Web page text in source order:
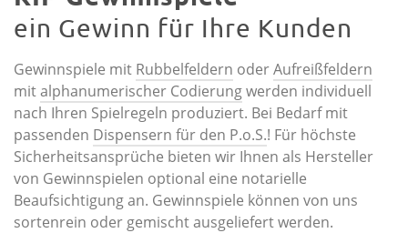
ein Gewinn für Ihre Kunden
Gewinnspiele mit Rubbelfeldern oderAufreißfeldern
mitalphanumerischer Codierungwerden individuell
nach Ihren Spielregeln produziert. Bei Bedarf mit
passenden Dispensern für den P.o.S.! Für höchste
Sicherheitsansprüche bieten wir Ihnen als Hersteller
von Gewinnspielen optional eine notarielle
Beaufsichtigung an. Gewinnspiele können von uns
sortenrein oder gemischt ausgeliefert werden.